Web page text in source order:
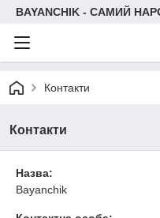
BAYANCHIK - САМИЙ
Контакти
Контакти
Назва:
Bayanchik